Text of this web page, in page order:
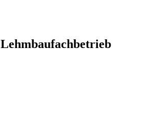
Lehmbaufachbetrieb